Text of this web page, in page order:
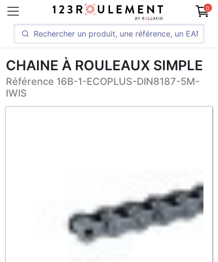
0
CHAINE À ROULEAUX SIMPLE
Référence 16B-1-ECOPLUS-DIN8187-5M-
IWIS